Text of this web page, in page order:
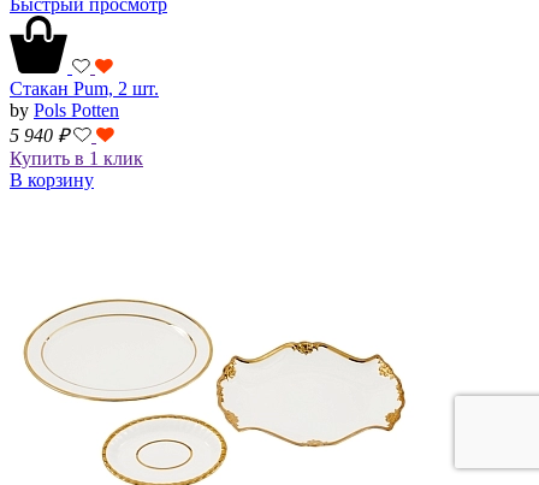
Стакан Pum, 2 шт.
by Pols Potten
5 940 ₽
Купить в 1 клик
В корзину